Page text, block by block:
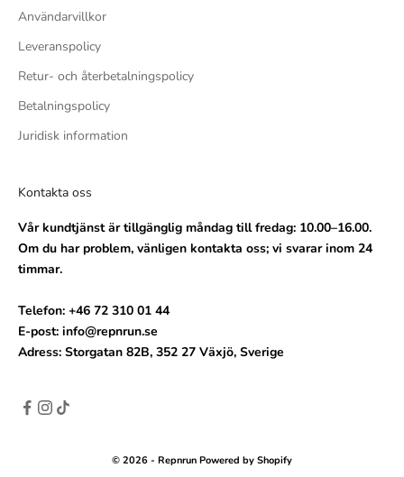
Användarvillkor
Leveranspolicy
Retur- och återbetalningspolicy
Betalningspolicy
Juridisk information
Kontakta oss
Vår kundtjänst är tillgänglig måndag till fredag: 10.00–16.00.
Om du har problem, vänligen kontakta oss; vi svarar inom 24
timmar.
Telefon: +46 72 310 01 44
E-post: info@repnrun.se
Adress: Storgatan 82B, 352 27 Växjö, Sverige
© 2026 - Repnrun Powered by Shopify